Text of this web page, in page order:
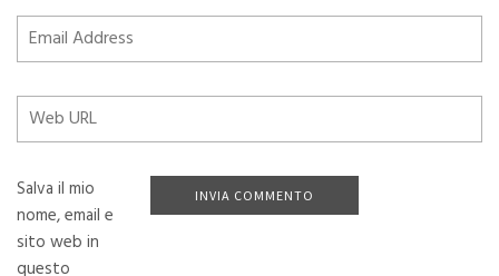
Salva il mio
nome, email e
sito web in
questo